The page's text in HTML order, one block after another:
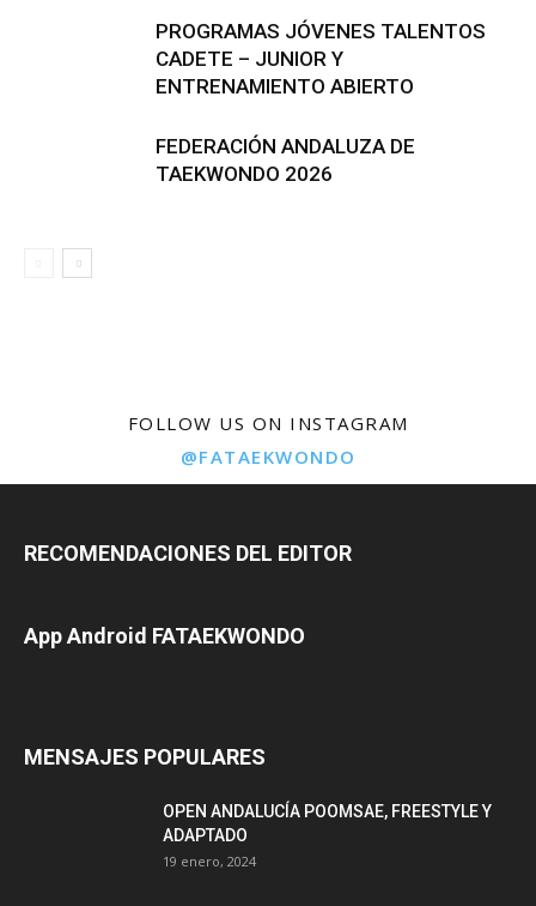
PROGRAMAS JÓVENES TALENTOS
CADETE – JUNIOR Y
ENTRENAMIENTO ABIERTO
FEDERACIÓN ANDALUZA DE
TAEKWONDO 2026
FOLLOW US ON INSTAGRAM
@FATAEKWONDO
RECOMENDACIONES DEL EDITOR
App Android FATAEKWONDO
MENSAJES POPULARES
OPEN ANDALUCÍA POOMSAE, FREESTYLE Y
ADAPTADO
19 enero, 2024